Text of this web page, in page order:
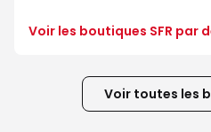
Voir les boutiques SFR par
Voir toutes les